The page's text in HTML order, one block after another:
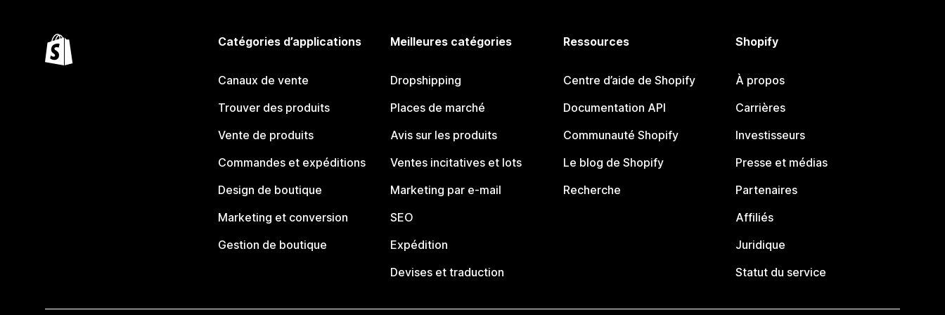
Catégories d’applications
Canaux de vente
Trouver des produits
Vente de produits
Commandes et expéditions
Design de boutique
Marketing et conversion
Gestion de boutique
Meilleures catégories
Dropshipping
Places de marché
Avis sur les produits
Ventes incitatives et lots
Marketing par e-mail
SEO
Expédition
Devises et traduction
Ressources
Centre d’aide de Shopify
Documentation API
Communauté Shopify
Le blog de Shopify
Recherche
Shopify
À propos
Carrières
Investisseurs
Presse et médias
Partenaires
Affiliés
Juridique
Statut du service